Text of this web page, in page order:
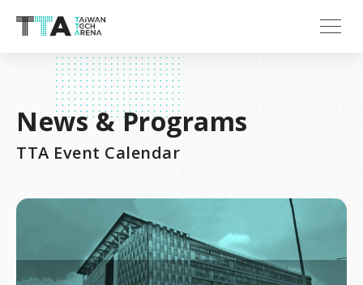
News & Programs
TTA Event Calendar